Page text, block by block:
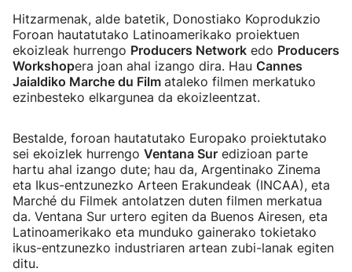
Hitzarmenak, alde batetik, Donostiako Koprodukzio
Foroan hautatutako Latinoamerikako proiektuen
ekoizleak hurrengo Producers Network edo Producers
Workshopera joan ahal izango dira. Hau Cannes
Jaialdiko Marche du Film ataleko filmen merkatuko
ezinbesteko elkargunea da ekoizleentzat.
Bestalde, foroan hautatutako Europako proiektutako
sei ekoizlek hurrengo Ventana Sur edizioan parte
hartu ahal izango dute; hau da, Argentinako Zinema
eta Ikus-entzunezko Arteen Erakundeak (INCAA), eta
Marché du Filmek antolatzen duten filmen merkatua
da. Ventana Sur urtero egiten da Buenos Airesen, eta
Latinoamerikako eta munduko gainerako tokietako
ikus-entzunezko industriaren artean zubi-lanak egiten
ditu.